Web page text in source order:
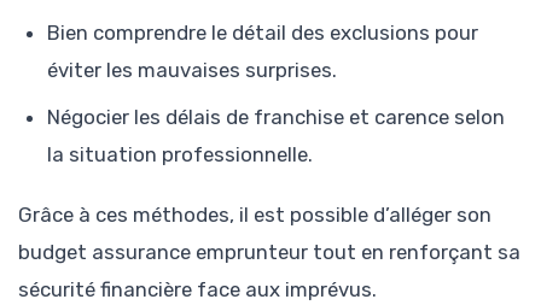
Bien comprendre le détail des exclusions pour
éviter les mauvaises surprises.
Négocier les délais de franchise et carence selon
la situation professionnelle.
Grâce à ces méthodes, il est possible d’alléger son
budget assurance emprunteur tout en renforçant sa
sécurité financière face aux imprévus.